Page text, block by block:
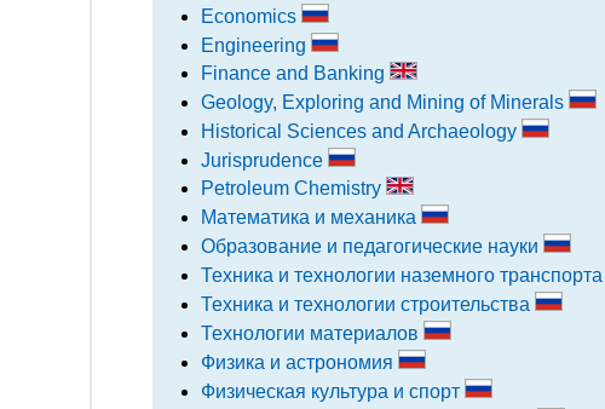
Economics
Engineering
Finance and Banking
Geology, Exploring and Mining of Minerals
Historical Sciences and Archaeology
Jurisprudence
Petroleum Chemistry
Математика и механика
Образование и педагогические науки
Техника и технологии наземного транспорта
Техника и технологии строительства
Технологии материалов
Физика и астрономия
Физическая культура и спорт